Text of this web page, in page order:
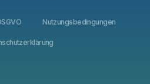
Nutzungsbedingungen